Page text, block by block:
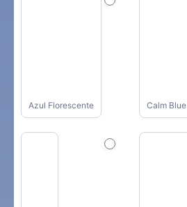
Azul Florescente Calm Blue